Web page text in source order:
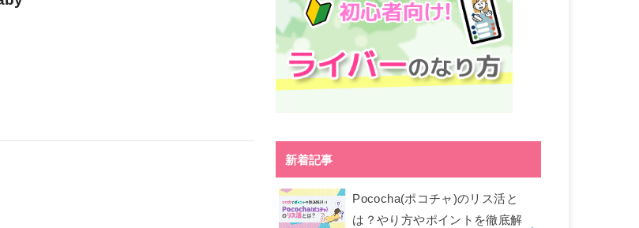
新着記事
Pococha(ポコチャ)のリス活と
は？やり方やポイントを徹底解